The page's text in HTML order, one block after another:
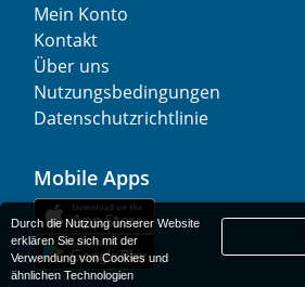
Mein Konto
Kontakt
Über uns
Nutzungsbedingungen
Datenschutzrichtlinie
Mobile Apps
Durch die Nutzung unserer Website
erklären Sie sich mit der
Verwendung von Cookies und
ähnlichen Technologien